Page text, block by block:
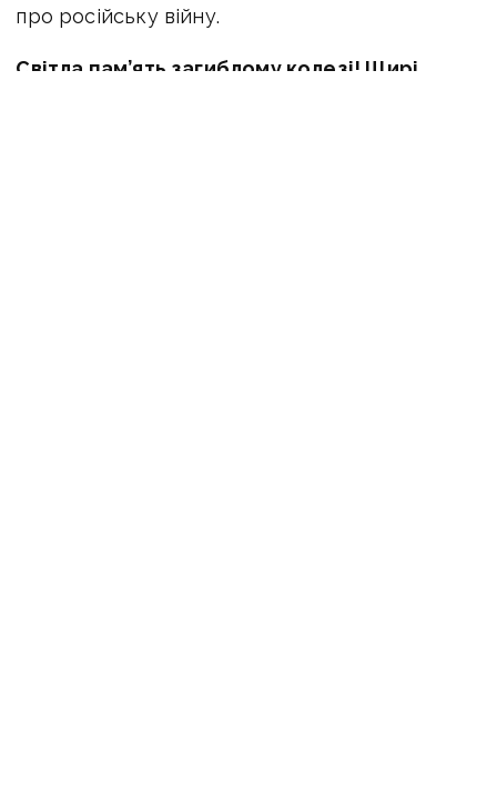
про російську війну.
Світла пам’ять загиблому колезі! Щирі